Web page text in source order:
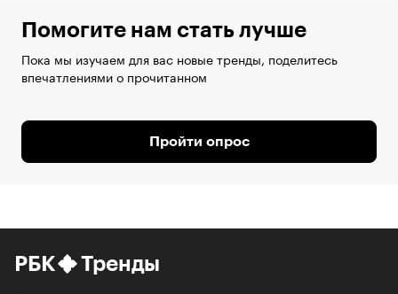
Помогите нам стать лучше
Пока мы изучаем для вас новые тренды, поделитесь
впечатлениями о прочитанном
Пройти опрос
РБК Тренды